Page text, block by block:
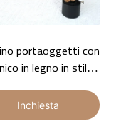
portaoggetti con
in legno in stile
cestino
in legno,
cestino regalo
Inchiesta